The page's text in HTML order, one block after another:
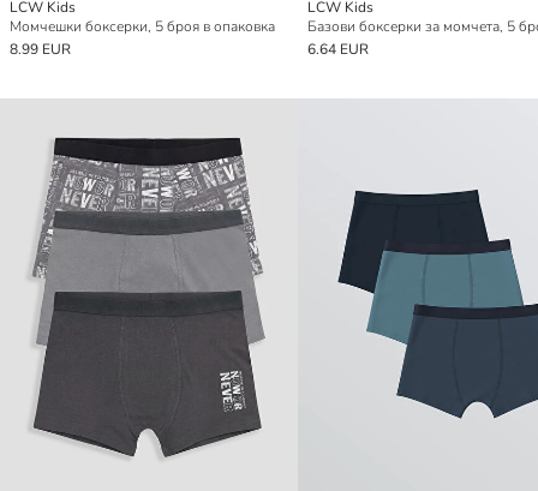
LCW Kids
Момчешки боксерки, 5 броя в опаковка
8.99 EUR
LCW Kids
6.64 EUR